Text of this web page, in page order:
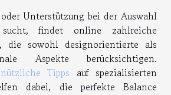
Unterstützung bei der Auswahl
findet online zahlreiche
die sowohl designorientierte als
Aspekte berücksichtigen.
nützliche Tipps auf spezialisierten
dabei, die perfekte Balance